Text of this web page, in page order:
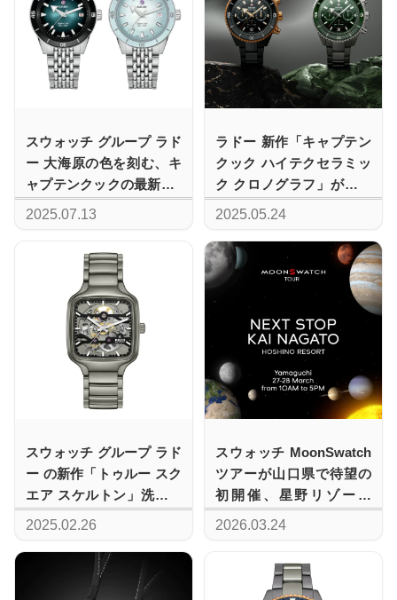
スウォッチ グループ ラド
ー 大海原の色を刻む、キ
ャプテンクックの最新作2
モデル
2025.07.13
ラドー 新作「キャプテン
クック ハイテクセラミッ
ク クロノグラフ」が体現
する力強さと洗練
2025.05.24
スウォッチ グループ ラド
ー の新作「トゥルー スク
エア スケルトン」洗練さ
れた構造美が生み出す力
2025.02.26
スウォッチ MoonSwatch
ツアーが山口県で待望の
初開催、星野リゾート
「界 長門」2日間限定の
2026.03.24